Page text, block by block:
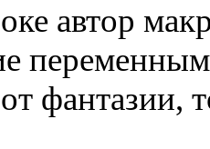
автор
фантазии,